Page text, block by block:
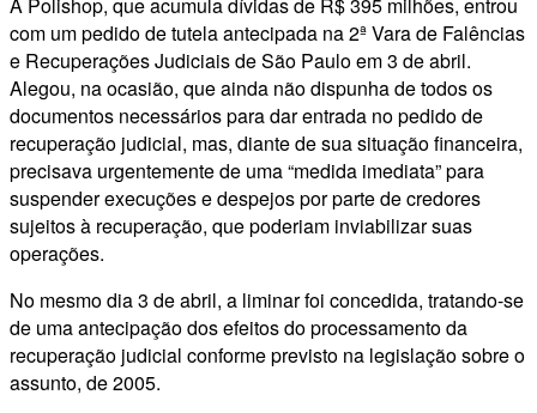
com um pedido de tutela antecipada na 2ª Vara de Falências
e Recuperações Judiciais de São Paulo em 3 de abril.
Alegou, na ocasião, que ainda não dispunha de todos os
documentos necessários para dar entrada no pedido de
recuperação judicial, mas, diante de sua situação financeira,
precisava urgentemente de uma “medida imediata” para
suspender execuções e despejos por parte de credores
sujeitos à recuperação, que poderiam inviabilizar suas
operações.
No mesmo dia 3 de abril, a liminar foi concedida, tratando-se
de uma antecipação dos efeitos do processamento da
recuperação judicial conforme previsto na legislação sobre o
assunto, de 2005.